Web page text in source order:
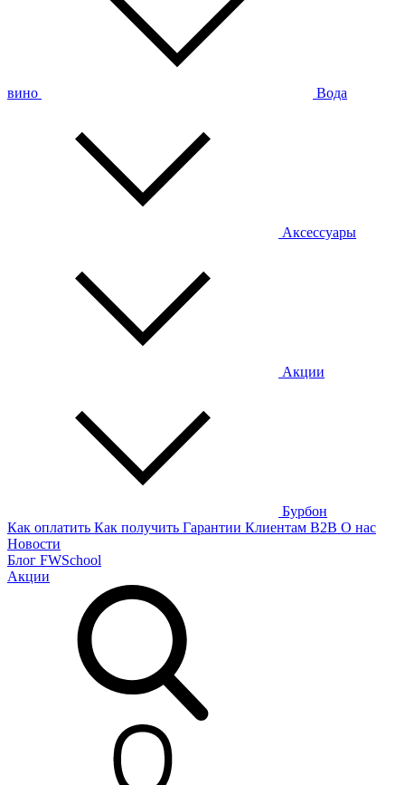
вино Вода
Аксессуары
Акции
Бурбон
Как оплатить Как получить Гарантии Клиентам B2B О нас
Новости
Блог FWSchool
Акции